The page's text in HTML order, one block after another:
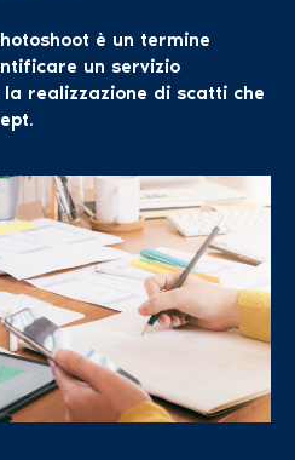
è un termine
un servizio
realizzazione di scatti che